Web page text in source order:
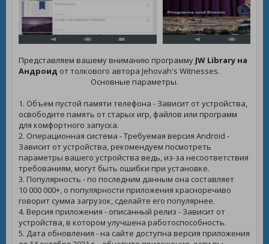
Представляем вашему вниманию программу JW Library на
Андроид от толкового автора Jehovah's Witnesses.
Основные параметры.
1. Объем пустой памяти телефона - Зависит от устройства,
освободите память от старых игр, файлов или программ
для комфортного запуска.
2. Операционная система - Требуемая версия Android -
Зависит от устройства, рекомендуем посмотреть
параметры вашего устройства ведь, из-за несоответствия
требованиям, могут быть ошибки при установке.
3. Популярность - по последним данным она составляет
10 000 000+, о популярности приложения красноречиво
говорит сумма загрузок, сделайте его популярнее.
4. Версия приложения - описанный релиз - Зависит от
устройства, в котором улучшена работоспособность.
5. Дата обновления - на сайте доступна версия приложения